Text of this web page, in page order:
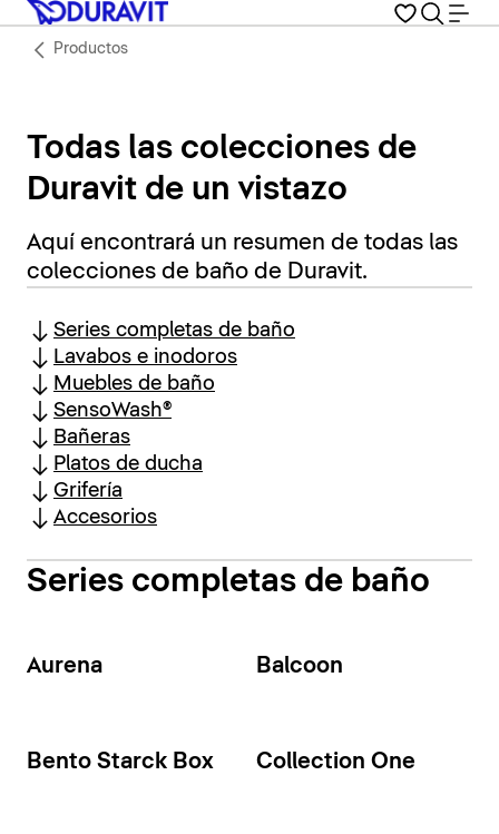
Productos
Todas las colecciones de
Duravit de un vistazo
Aquí encontrará un resumen de todas las
colecciones de baño de Duravit.
Series completas de baño
Lavabos e inodoros
Muebles de baño
SensoWash®
Bañeras
Platos de ducha
Grifería
Accesorios
Series completas de baño
Aurena Balcoon
Bento Starck Box Collection One